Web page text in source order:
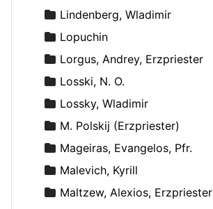
Lindenberg, Wladimir
Lopuchin
Lorgus, Andrey, Erzpriester
Losski, N. O.
Lossky, Wladimir
M. Polskij (Erzpriester)
Mageiras, Evangelos, Pfr.
Malevich, Kyrill
Maltzew, Alexios, Erzpriester